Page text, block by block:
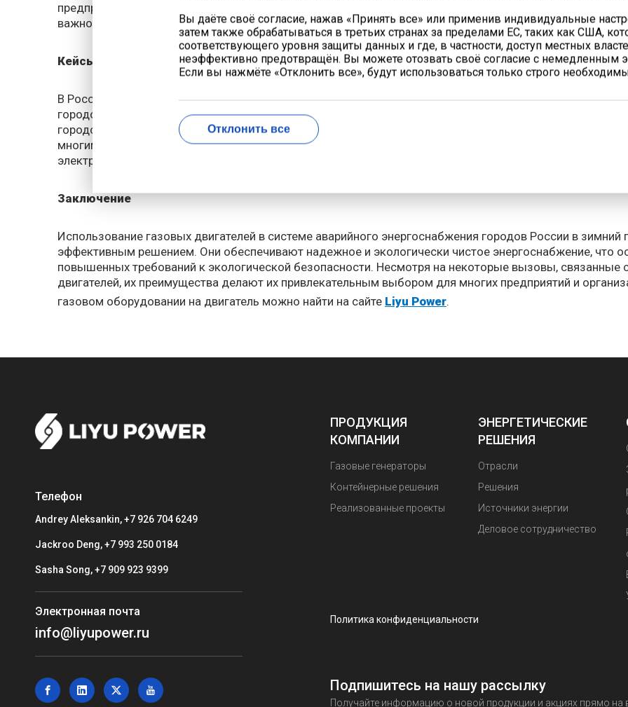
предприятия. Установка газовых двигателей позволяет обеспечить автономное энергоснабжение в
важно в условиях сурового российского климата.
Кейсы успешного применения
В России уже есть успешные примеры использования газовых двигателей в системах аварийного
городов Сибири была установлена система аварийного энергоснабжения на базе газовых
городской больницы в течение нескольких дней во время сильных морозов. Это позволило избежать
многим пациентам. Подобные решения также применяются на крупных промышленных предприятиях,
электроэнергии может привести к значительным убыткам.
Заключение
Использование газовых двигателей в системе аварийного энергоснабжения городов России в зимний
эффективным решением. Они обеспечивают надежное и экологически чистое энергоснабжение, что
повышенных требований к экологической безопасности. Несмотря на некоторые вызовы, связанные
двигателей, их преимущества делают их привлекательным выбором для многих предприятий и
газовом оборудовании на двигатель можно найти на сайте Liyu Power.
Телефон
Andrey Aleksankin, +7 926 704 6249
Jackroo Deng, +7 993 250 0184
Sasha Song, +7 909 923 9399
Электронная почта
info@liyupower.ru
ПРОДУКЦИЯ
КОМПАНИИ
Газовые генераторы
Контейнерные решения
Реализованные проекты
ЭНЕРГЕТИЧЕСКИЕ
РЕШЕНИЯ
Отрасли
Решения
Источники энергии
Деловое сотрудничество
Политика конфиденциальности
Подпишитесь на нашу рассылку
Получайте информацию о новой продукции и акциях прямо на
Вы даёте своё согласие, нажав «Принять все» или применив индивидуальные
затем также обрабатываться в третьих странах за пределами ЕС, таких как США,
соответствующего уровня защиты данных и где, в частности, доступ местных
неэффективно предотвращён. Вы можете отозвать своё согласие с
Если вы нажмёте «Отклонить все», будут использоваться только строго
Отклонить все